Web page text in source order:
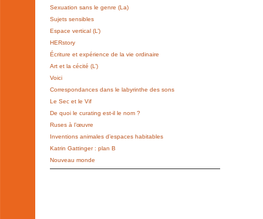
Sexuation sans le genre (La)
Sujets sensibles
Espace vertical (L’)
HERstory
Écriture et expérience de la vie ordinaire
Art et la cécité (L’)
Voici
Correspondances dans le labyrinthe des sons
Le Sec et le Vif
De quoi le curating est-il le nom ?
Ruses à l’œuvre
Inventions animales d’espaces habitables
Katrin Gattinger : plan B
Nouveau monde